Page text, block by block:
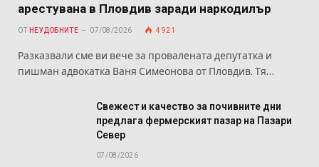
арестувана в Пловдив заради наркодилър
ОТ НЕУДОБНИТЕ 07/08/2026 4 921
Разказвали сме ви вече за провалената депутатка и
пишман адвокатка Ваня Симеонова от Пловдив. Тя…
Свежест и качество за почивните дни
предлага фермерският пазар на Пазари
Север
07/08/2026